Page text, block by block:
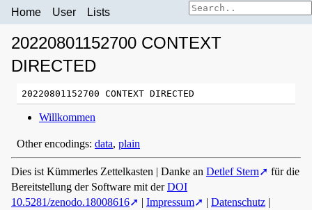
Home User Lists
20220801152700 CONTEXT
DIRECTED
Willkommen
Other encodings: data, plain
Dies ist Kümmerles Zettelkasten | Danke an Detlef Stern
für die
Bereitstellung der Software mit derDOI
10.5281/zenodo.18008616
| Impressum | Datenschutz |